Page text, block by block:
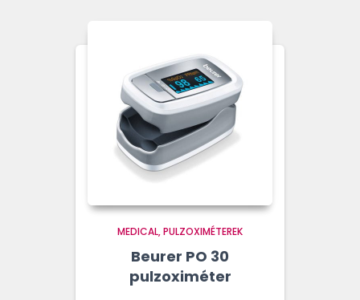
MEDICAL PULZOXIMÉTEREK
Beurer PO 30
pulzoximéter